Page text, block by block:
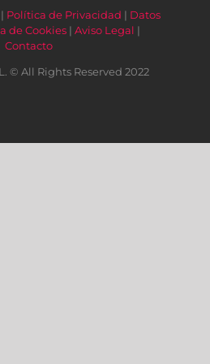
Política de Privacidad | Datos
de Cookies| Aviso Legal |
Contacto
© All Rights Reserved 2022